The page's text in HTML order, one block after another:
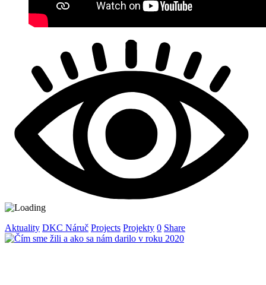
Aktuality DKC Náruč Projects Projekty 0 Share